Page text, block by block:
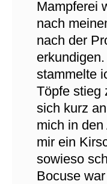
Mampferei
nach
nach der
stammelte
Töpfe stieg
sich kurz
mich in
mir ein
sowieso
Bocuse